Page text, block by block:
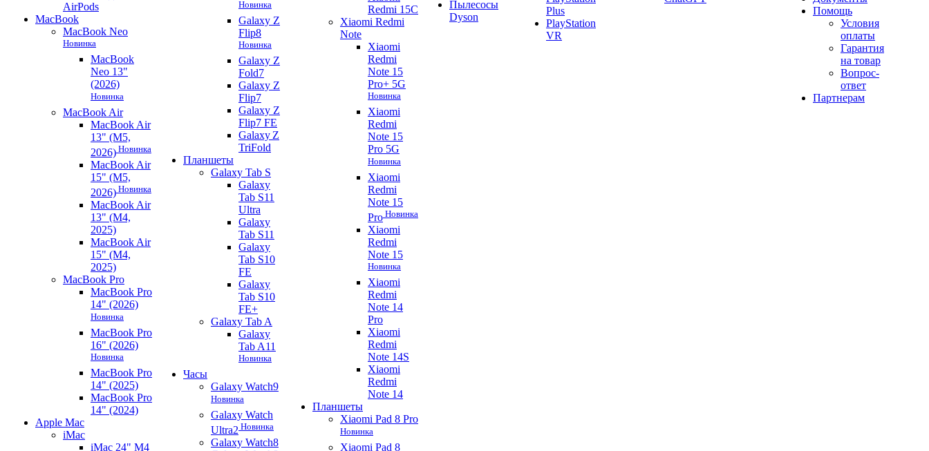
AirPods
MacBook
MacBook Neo
Новинка
MacBook
Neo 13"
(2026)
Новинка
MacBook Air
MacBook Air
13" (M5,
2026) Новинка
MacBook Air
15" (M5,
2026) Новинка
MacBook Air
13" (M4,
2025)
MacBook Air
15" (M4,
2025)
MacBook Pro
MacBook Pro
14" (2026)
Новинка
MacBook Pro
16" (2026)
Новинка
MacBook Pro
14" (2025)
MacBook Pro
14" (2024)
Apple Mac
iMac
iMac 24" M4
Новинка
Galaxy Z
Flip8
Новинка
Galaxy Z
Fold7
Galaxy Z
Flip7
Galaxy Z
Flip7 FE
Galaxy Z
TriFold
Планшеты
Galaxy Tab S
Galaxy
Tab S11
Ultra
Galaxy
Tab S11
Galaxy
Tab S10
FE
Galaxy
Tab S10
FE+
Galaxy Tab A
Galaxy
Tab A11
Новинка
Часы
Galaxy Watch9
Новинка
Galaxy Watch
Ultra2 Новинка
Galaxy Watch8
Redmi 15C
Xiaomi Redmi
Note
Xiaomi
Redmi
Note 15
Pro+ 5G
Новинка
Xiaomi
Redmi
Note 15
Pro 5G
Новинка
Xiaomi
Redmi
Note 15
Pro Новинка
Xiaomi
Redmi
Note 15
Новинка
Xiaomi
Redmi
Note 14
Pro
Xiaomi
Redmi
Note 14S
Xiaomi
Redmi
Note 14
Планшеты
Xiaomi Pad 8 Pro
Новинка
Xiaomi Pad 8
Пылесосы
Dyson
Plus
PlayStation
VR
Помощь
Условия
оплаты
Гарантия
на товар
Вопрос-
ответ
Партнерам